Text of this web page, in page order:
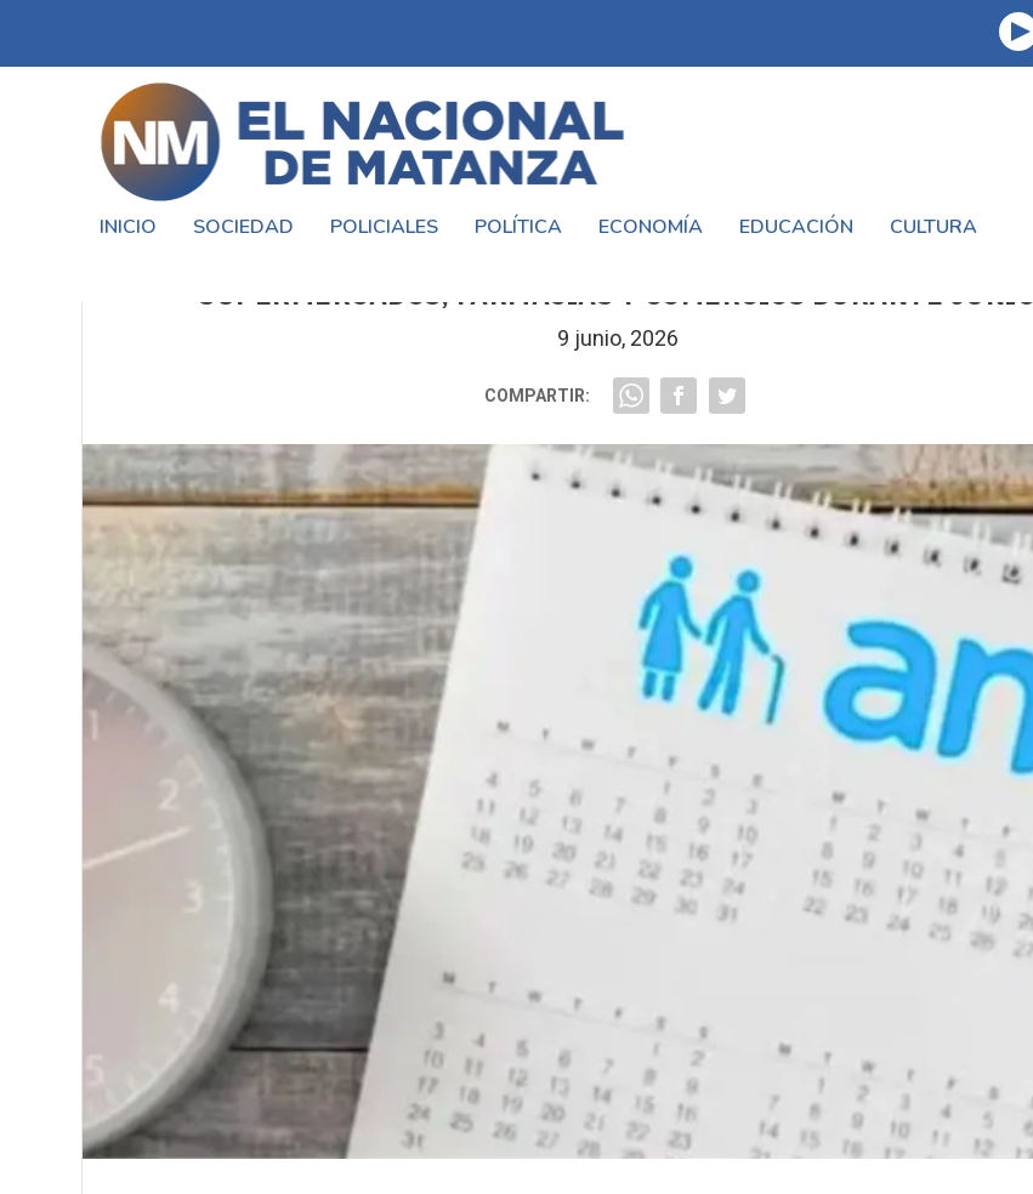
INICIO SOCIEDAD POLICIALES POLÍTICA ECONOMÍA EDUCACIÓN CULTURA
SUPERMERCADOS, FARMACIAS Y COMERCIOS DURANTE JUNIO
9 junio, 2026
COMPARTIR: